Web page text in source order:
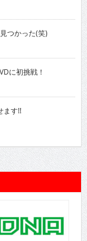
つかった(笑)
に初挑戦！
ます!!